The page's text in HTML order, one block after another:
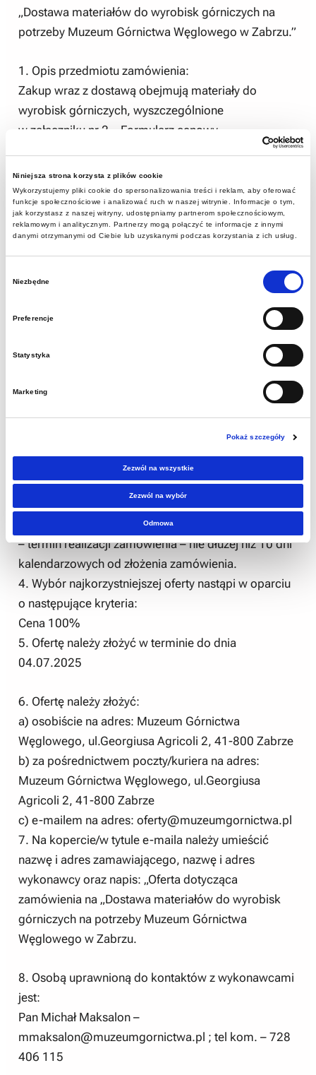
Niniejsza strona korzysta z plików cookie
Wykorzystujemy pliki cookie do spersonalizowania treści i reklam, aby oferować
funkcje społecznościowe i analizować ruch w naszej witrynie. Informacje o tym,
jak korzystasz z naszej witryny, udostępniamy partnerom społecznościowym,
reklamowym i analitycznym. Partnerzy mogą połączyć te informacje z innymi
danymi otrzymanymi od Ciebie lub uzyskanymi podczas korzystania z ich usług.
Niezbędne
Preferencje
Statystyka
Marketing
Pokaż szczegóły
Zezwól na wszystkie
Zezwól na wybór
Odmowa
„Dostawa materiałów do wyrobisk górniczych na
potrzeby Muzeum Górnictwa Węglowego w Zabrzu.”
1. Opis przedmiotu zamówienia:
Zakup wraz z dostawą obejmują materiały do
wyrobisk górniczych, wyszczególnione
w załączniku nr 2 – Formularz cenowy
Ilości w formularzu cenowym są podane
szacunkowo.
2. Istotne warunki zamówienia
opisem zawartym w formularzu cenowym
Cena ma zawierać wszystkie koszty w tym koszt
dostawy oraz rozładunku w miejscu wskazanym
Ilości materiałów w formularzu cenowym są podane
szacunkowo i mogą ulec zmniejszeniu do wysokości
3. Termin realizacji zamówienia:
– jednorazowo od dnia podpisania umowy do
– termin realizacji zamówienia – nie dłużej niż 10 dni
kalendarzowych od złożenia zamówienia.
4. Wybór najkorzystniejszej oferty nastąpi w oparciu
o następujące kryteria:
Cena 100%
5. Ofertę należy złożyć w terminie do dnia
04.07.2025
6. Ofertę należy złożyć:
a) osobiście na adres: Muzeum Górnictwa
Węglowego, ul.Georgiusa Agricoli 2, 41-800 Zabrze
b) za pośrednictwem poczty/kuriera na adres:
Muzeum Górnictwa Węglowego, ul.Georgiusa
Agricoli 2, 41-800 Zabrze
c) e-mailem na adres:oferty@muzeumgornictwa.pl
7. Na kopercie/w tytule e-maila należy umieścić
nazwę i adres zamawiającego, nazwę i adres
wykonawcy oraz napis: „Oferta dotycząca
zamówienia na „Dostawa materiałów do wyrobisk
górniczych na potrzeby Muzeum Górnictwa
Węglowego w Zabrzu.
8. Osobą uprawnioną do kontaktów z wykonawcami
jest:
Pan Michał Maksalon –
mmaksalon@muzeumgornictwa.pl ; tel kom. – 728
406 115